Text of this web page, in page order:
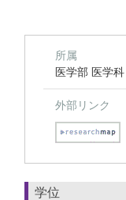
所属
医学部 医学
外部リンク
学位